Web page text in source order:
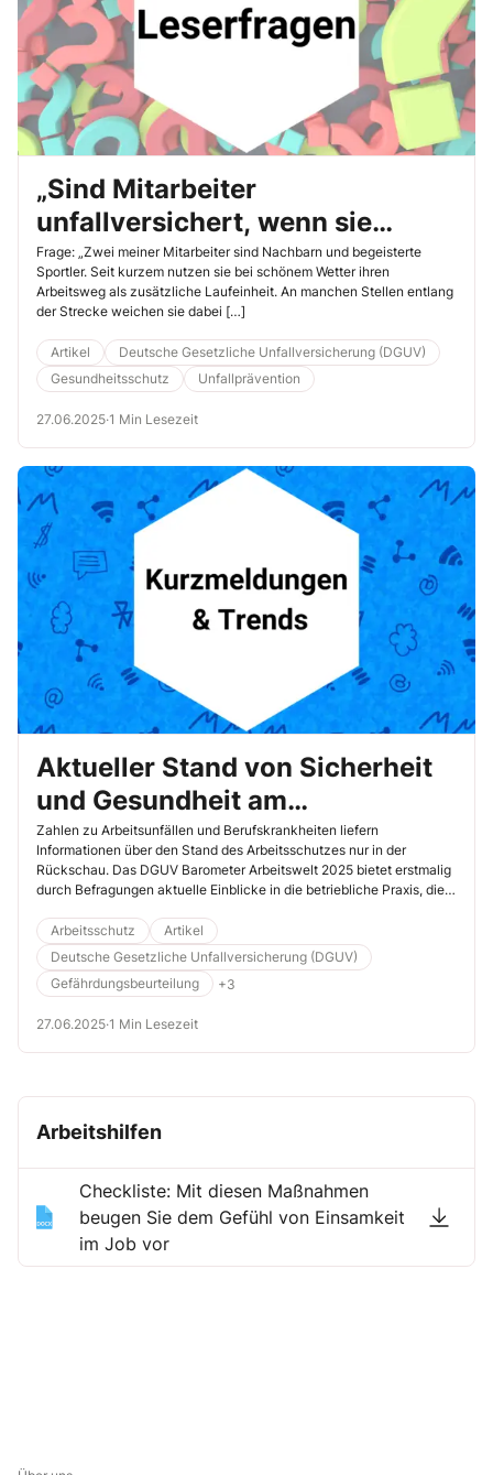
„Sind Mitarbeiter
unfallversichert, wenn sie
den Arbeitsweg als zusätzliches
Lauftraining nutzen?“
Frage: „Zwei meiner Mitarbeiter sind Nachbarn und begeisterte
Sportler. Seit kurzem nutzen sie bei schönem Wetter ihren
Arbeitsweg als zusätzliche Laufeinheit. An manchen Stellen entlang
der Strecke weichen sie dabei […]
Artikel
Deutsche Gesetzliche Unfallversicherung (DGUV)
Gesundheitsschutz
Unfallprävention
27.06.2025·1 Min Lesezeit
Aktueller Stand von Sicherheit
und Gesundheit am
Arbeitsplatz: Barometer
Arbeitswelt 2025
Zahlen zu Arbeitsunfällen und Berufskrankheiten liefern
Informationen über den Stand des Arbeitsschutzes nur in der
Rückschau. Das DGUV Barometer Arbeitswelt 2025 bietet erstmalig
durch Befragungen aktuelle Einblicke in die betriebliche Praxis, die
Einstellungen und Entwicklungen, welche die Arbeitsbedingungen
und Investitionen in sichere und gesunde Arbeitsplätze beeinflussen.
Hier ein kleiner Auszug der wichtigsten Ergebnisse.
Arbeitsschutz
Artikel
Deutsche Gesetzliche Unfallversicherung (DGUV)
Gefährdungsbeurteilung
+3
27.06.2025·1 Min Lesezeit
Arbeitshilfen
Checkliste: Mit diesen Maßnahmen
beugen Sie dem Gefühl von Einsamkeit
im Job vor